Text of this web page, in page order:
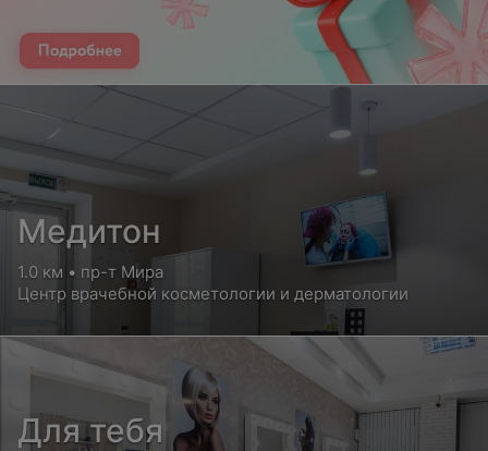
Медитон
1.0 км • пр-т Мира
Центр врачебной косметологии и дерматологии
Для тебя